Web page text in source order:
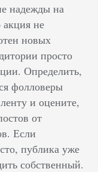
надежды на
акция не
новых
просто
Определить,
фолловеры
и оцените,
от
Если
публика уже
собственный.